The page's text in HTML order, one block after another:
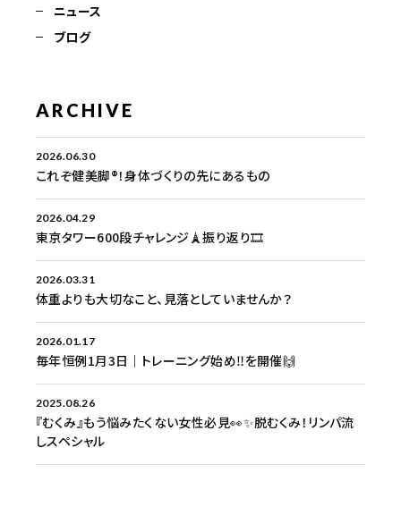
ニュース
ブログ
ARCHIVE
2026.06.30
これぞ健美脚®︎！身体づくりの先にあるもの
2026.04.29
東京タワー600段チャレンジ🗼振り返り🎞️
2026.03.31
体重よりも大切なこと、見落としていませんか？
2026.01.17
毎年恒例1月3日｜トレーニング始め‼️を開催🙌
2025.08.26
『むくみ』もう悩みたくない女性必見👀✨脱むくみ！リンパ流
しスペシャル